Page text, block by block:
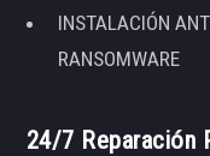
INSTALACIÓN
RANSOMWARE
24/7 Reparación